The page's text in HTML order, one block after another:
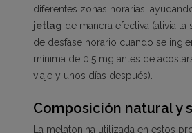
diferentes zonas horarias,
jetlag de manera efectiva (alivia la
de desfase horario cuando se
mínima de 0,5 mg antes de
viaje y unos días después).
Composición natural y
La melatonina utilizada en estos